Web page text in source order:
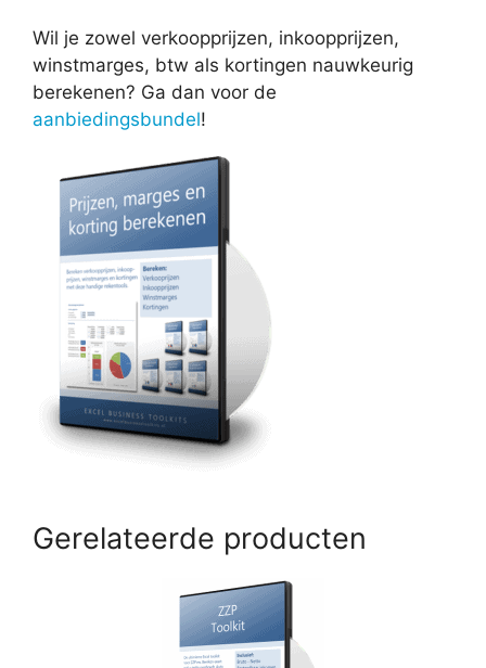
Wil je zowel verkoopprijzen, inkoopprijzen,
winstmarges, btw als kortingen nauwkeurig
berekenen? Ga dan voor de
aanbiedingsbundel!
Gerelateerde producten